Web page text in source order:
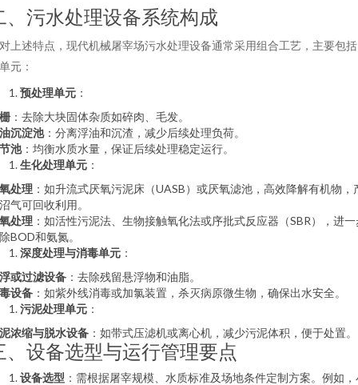
、污水处理设备系统构成
上述特点，现代机械屠宰场污水处理设备通常采用组合工艺，主要包
元：
预处理单元 ：
：去除大块固体杂质如碎肉、毛发。
沉淀池：分离浮油和沉渣，减少后续处理负荷。
池：均衡水质水量，保证后续处理稳定运行。
生化处理单元 ：
处理 ：如升流式厌氧污泥床（UASB）或厌氧滤池，高效降解有机物，
气可回收利用。
处理 ：如活性污泥法、生物接触氧化法或序批式反应器（SBR），进
BOD和氨氮。
深度处理与消毒单元 ：
或过滤设备 ：去除残留悬浮物和油脂。
设备 ：如紫外线消毒或加氯装置，杀灭病原微生物，确保出水安全。
污泥处理单元 ：
浓缩与脱水设备 ：如带式压滤机或离心机，减少污泥体积，便于处置。
、设备选型与运行管理要点
设备选型 ：需根据屠宰规模、水质标准及场地条件定制方案。例如，